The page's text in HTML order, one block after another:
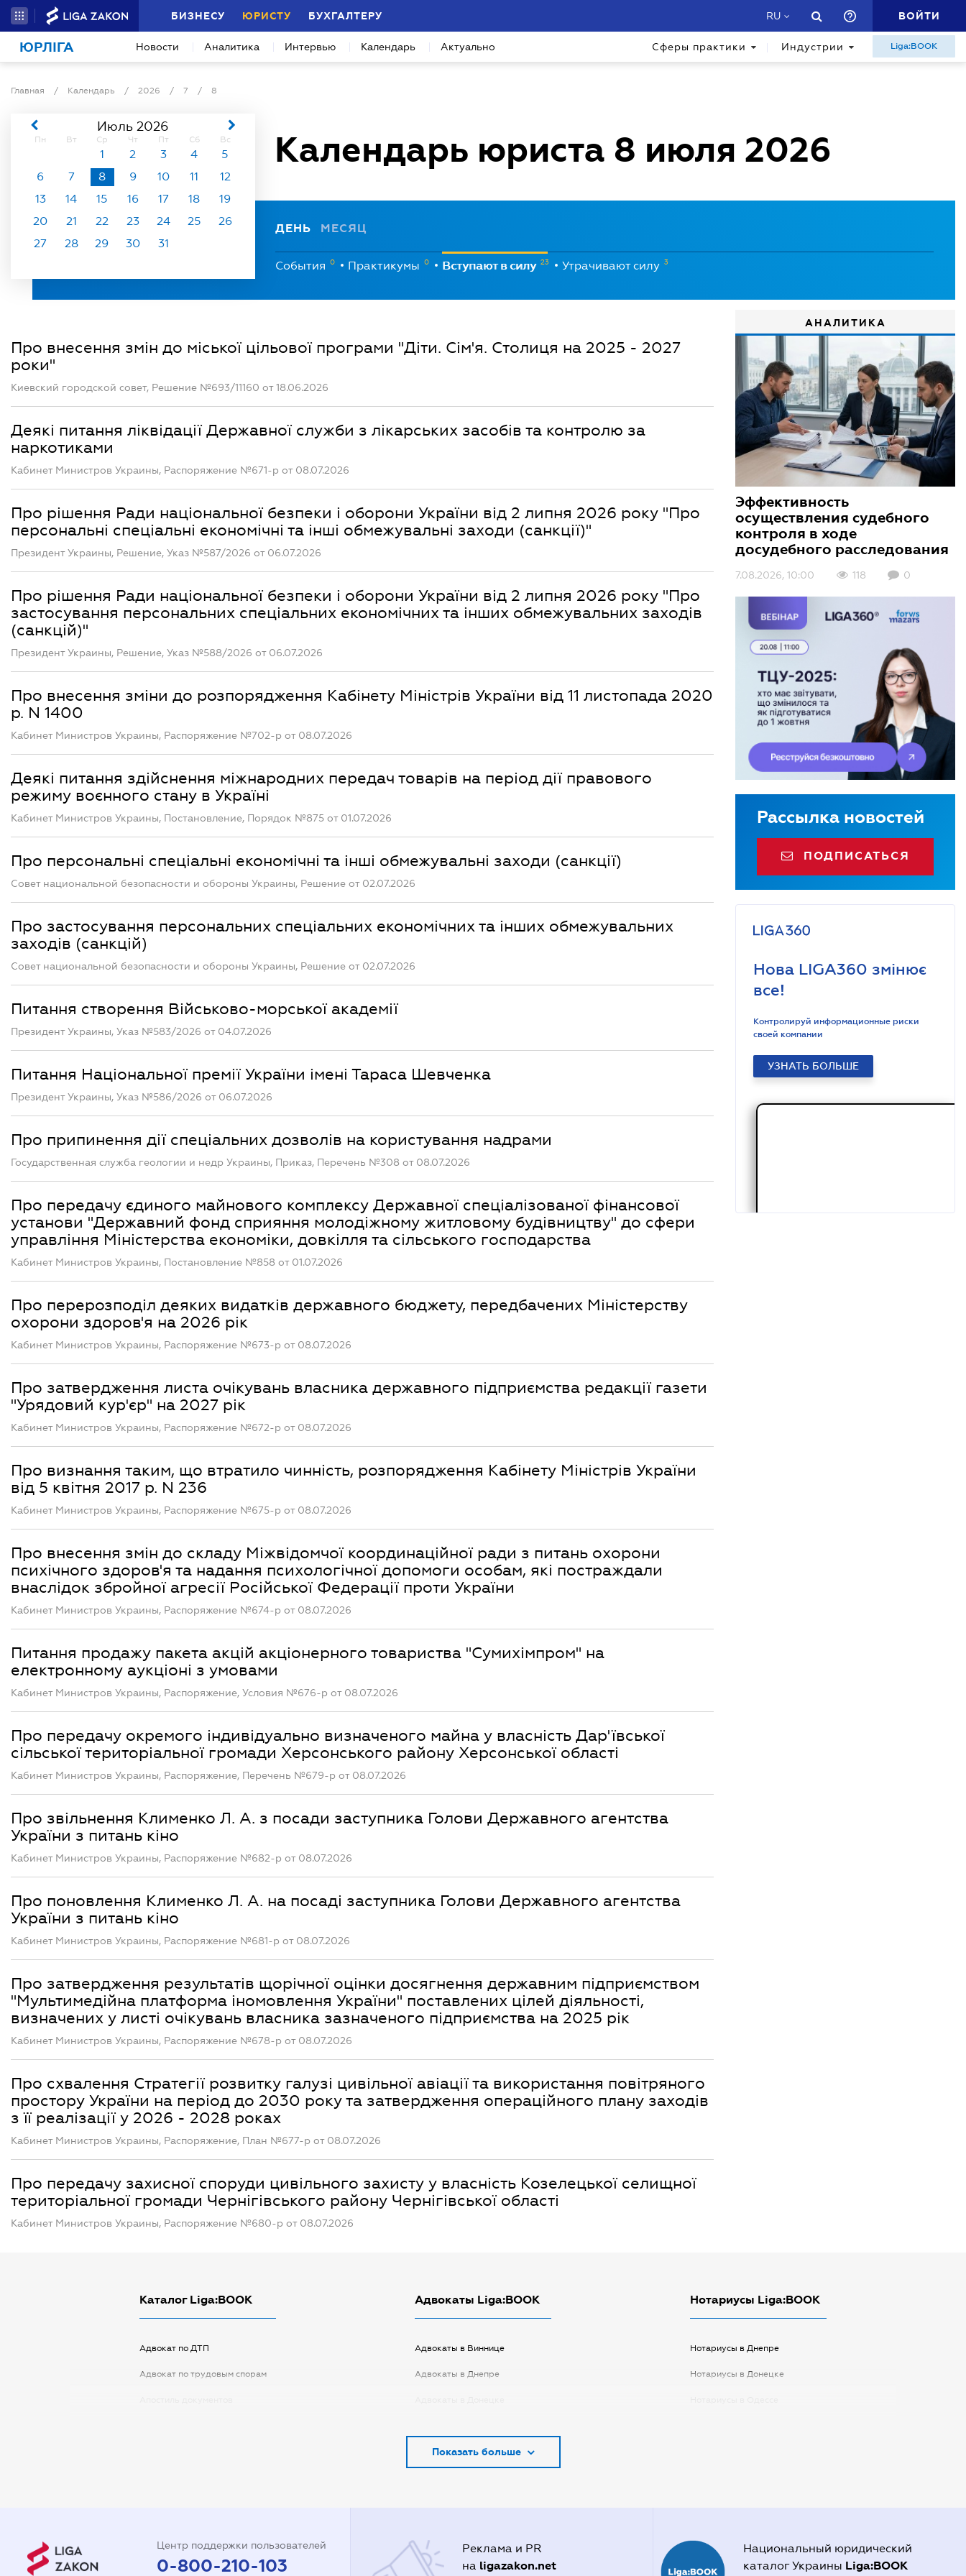
БИЗНЕСУ ЮРИСТУ БУХГАЛТЕРУ RU ВОЙТИ
ЮРЛІГА Новости Аналитика Интервью Календарь Актуально Сферы практики Индустрии Liga:BOOK
Главная / Календарь / 2026 / 7 / 8
Календарь юриста 8 июля 2026
Июль 2026
Пн Вт Ср Чт Пт Сб Вс
1 2 3 4
5
6
7 8 9 10 11
12
13
14 15 16 17 18
19
20
21 22 23 24 25
26
27
28 29 30 31
ДЕНЬ МЕСЯЦ
События 0 Практикумы 0 Вступают в силу 23 Утрачивают силу 3
Про внесення змін до міської цільової програми "Діти. Сім'я. Столиця на 2025 - 2027
роки"
Киевский городской совет, Решение №693/11160 от 18.06.2026
Деякі питання ліквідації Державної служби з лікарських засобів та контролю за
наркотиками
Кабинет Министров Украины, Распоряжение №671-р от 08.07.2026
Про рішення Ради національної безпеки і оборони України від 2 липня 2026 року "Про
персональні спеціальні економічні та інші обмежувальні заходи (санкції)"
Президент Украины, Решение, Указ №587/2026 от 06.07.2026
Про рішення Ради національної безпеки і оборони України від 2 липня 2026 року "Про
застосування персональних спеціальних економічних та інших обмежувальних заходів
(санкцій)"
Президент Украины, Решение, Указ №588/2026 от 06.07.2026
Про внесення зміни до розпорядження Кабінету Міністрів України від 11 листопада 2020
р. N 1400
Кабинет Министров Украины, Распоряжение №702-р от 08.07.2026
Деякі питання здійснення міжнародних передач товарів на період дії правового
режиму воєнного стану в Україні
Кабинет Министров Украины, Постановление, Порядок №875 от 01.07.2026
Про персональні спеціальні економічні та інші обмежувальні заходи (санкції)
Совет национальной безопасности и обороны Украины, Решение от 02.07.2026
Про застосування персональних спеціальних економічних та інших обмежувальних
заходів (санкцій)
Совет национальной безопасности и обороны Украины, Решение от 02.07.2026
Питання створення Військово-морської академії
Президент Украины, Указ №583/2026 от 04.07.2026
Питання Національної премії України імені Тараса Шевченка
Президент Украины, Указ №586/2026 от 06.07.2026
Про припинення дії спеціальних дозволів на користування надрами
Государственная служба геологии и недр Украины, Приказ, Перечень №308 от 08.07.2026
Про передачу єдиного майнового комплексу Державної спеціалізованої фінансової
установи "Державний фонд сприяння молодіжному житловому будівництву" до сфери
управління Міністерства економіки, довкілля та сільського господарства
Кабинет Министров Украины, Постановление №858 от 01.07.2026
Про перерозподіл деяких видатків державного бюджету, передбачених Міністерству
охорони здоров'я на 2026 рік
Кабинет Министров Украины, Распоряжение №673-р от 08.07.2026
Про затвердження листа очікувань власника державного підприємства редакції газети
"Урядовий кур'єр" на 2027 рік
Кабинет Министров Украины, Распоряжение №672-р от 08.07.2026
Про визнання таким, що втратило чинність, розпорядження Кабінету Міністрів України
від 5 квітня 2017 р. N 236
Кабинет Министров Украины, Распоряжение №675-р от 08.07.2026
Про внесення змін до складу Міжвідомчої координаційної ради з питань охорони
психічного здоров'я та надання психологічної допомоги особам, які постраждали
внаслідок збройної агресії Російської Федерації проти України
Кабинет Министров Украины, Распоряжение №674-р от 08.07.2026
Питання продажу пакета акцій акціонерного товариства "Сумихімпром" на
електронному аукціоні з умовами
Кабинет Министров Украины, Распоряжение, Условия №676-р от 08.07.2026
Про передачу окремого індивідуально визначеного майна у власність Дар'ївської
сільської територіальної громади Херсонського району Херсонської області
Кабинет Министров Украины, Распоряжение, Перечень №679-р от 08.07.2026
Про звільнення Клименко Л. А. з посади заступника Голови Державного агентства
України з питань кіно
Кабинет Министров Украины, Распоряжение №682-р от 08.07.2026
Про поновлення Клименко Л. А. на посаді заступника Голови Державного агентства
України з питань кіно
Кабинет Министров Украины, Распоряжение №681-р от 08.07.2026
Про затвердження результатів щорічної оцінки досягнення державним підприємством
"Мультимедійна платформа іномовлення України" поставлених цілей діяльності,
визначених у листі очікувань власника зазначеного підприємства на 2025 рік
Кабинет Министров Украины, Распоряжение №678-р от 08.07.2026
Про схвалення Стратегії розвитку галузі цивільної авіації та використання повітряного
простору України на період до 2030 року та затвердження операційного плану заходів
з її реалізації у 2026 - 2028 роках
Кабинет Министров Украины, Распоряжение, План №677-р от 08.07.2026
Про передачу захисної споруди цивільного захисту у власність Козелецької селищної
територіальної громади Чернігівського району Чернігівської області
Кабинет Министров Украины, Распоряжение №680-р от 08.07.2026
АНАЛИТИКА
Эффективность
осуществления судебного
контроля в ходе
досудебного расследования
7.08.2026, 10:00 118 0
Рассылка новостей
ПОДПИСАТЬСЯ
Нова LIGA360 змінює
все!
Контролируй информационные риски
своей компании
УЗНАТЬ БОЛЬШЕ
Каталог Liga:BOOK
Адвокат по ДТП
Адвокат по трудовым спорам
Адвокаты Liga:BOOK
Адвокаты в Виннице
Адвокаты в Днепре
Адвокаты в Киеве
Адвокаты в Полтаве
Нотариусы Liga:BOOK
Нотариусы в Днепре
Нотариусы в Донецке
Показать больше
Центр поддержки пользователей
0-800-210-103
Реклама и PR
на ligazakon.net
Национальный юридический
каталог Украины Liga:BOOK